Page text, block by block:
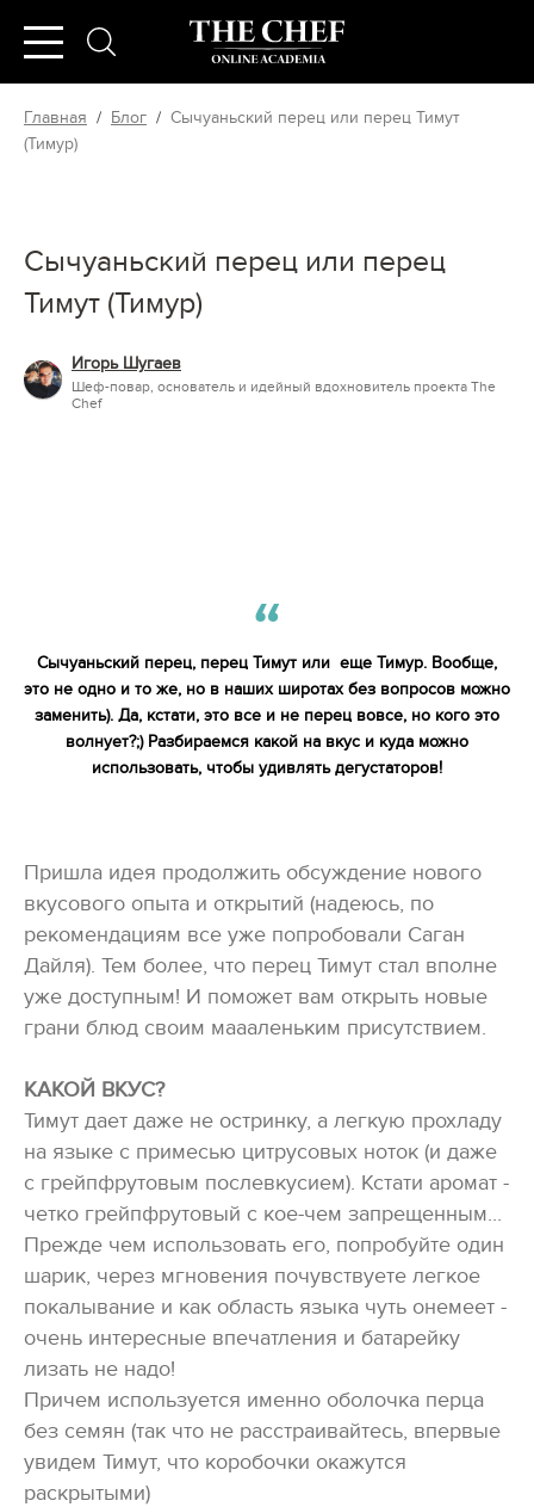
Главная / Блог / Сычуаньский перец или перец Тимут
(Тимур)
Сычуаньский перец или перец
Тимут (Тимур)
Игорь Шугаев
Шеф-повар, основатель и идейный вдохновитель проекта The
Chef
Сычуаньский перец, перец Тимут или еще Тимур. Вообще,
это не одно и то же, но в наших широтах без вопросов можно
заменить). Да, кстати, это все и не перец вовсе, но кого это
волнует?;) Разбираемся какой на вкус и куда можно
использовать, чтобы удивлять дегустаторов!
Пришла идея продолжить обсуждение нового
вкусового опыта и открытий (надеюсь, по
рекомендациям все уже попробовали Саган
Дайля). Тем более, что перец Тимут стал вполне
уже доступным! И поможет вам открыть новые
грани блюд своим маааленьким присутствием.
КАКОЙ ВКУС?
Тимут дает даже не остринку, а легкую прохладу
на языке с примесью цитрусовых ноток (и даже
с грейпфрутовым послевкусием). Кстати аромат -
четко грейпфрутовый с кое-чем запрещенным...
Прежде чем использовать его, попробуйте один
шарик, через мгновения почувствуете легкое
покалывание и как область языка чуть онемеет -
очень интересные впечатления и батарейку
лизать не надо!
Причем используется именно оболочка перца
без семян (так что не расстраивайтесь, впервые
увидем Тимут, что коробочки окажутся
раскрытыми)